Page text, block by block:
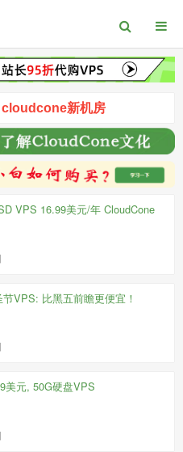
cloudcone新机房
VPS 16.99美元/年 CloudCone
VPS: 比黑五前瞻更便宜！
美元, 50G硬盘VPS